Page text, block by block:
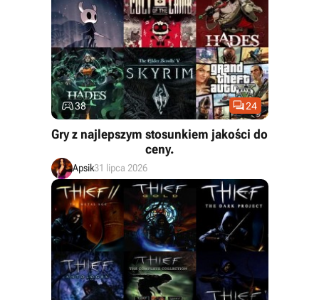
24
38
Gry z najlepszym stosunkiem jakości do
ceny.
Apsik31 lipca 2026